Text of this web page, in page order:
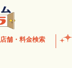
店舗・料金検索